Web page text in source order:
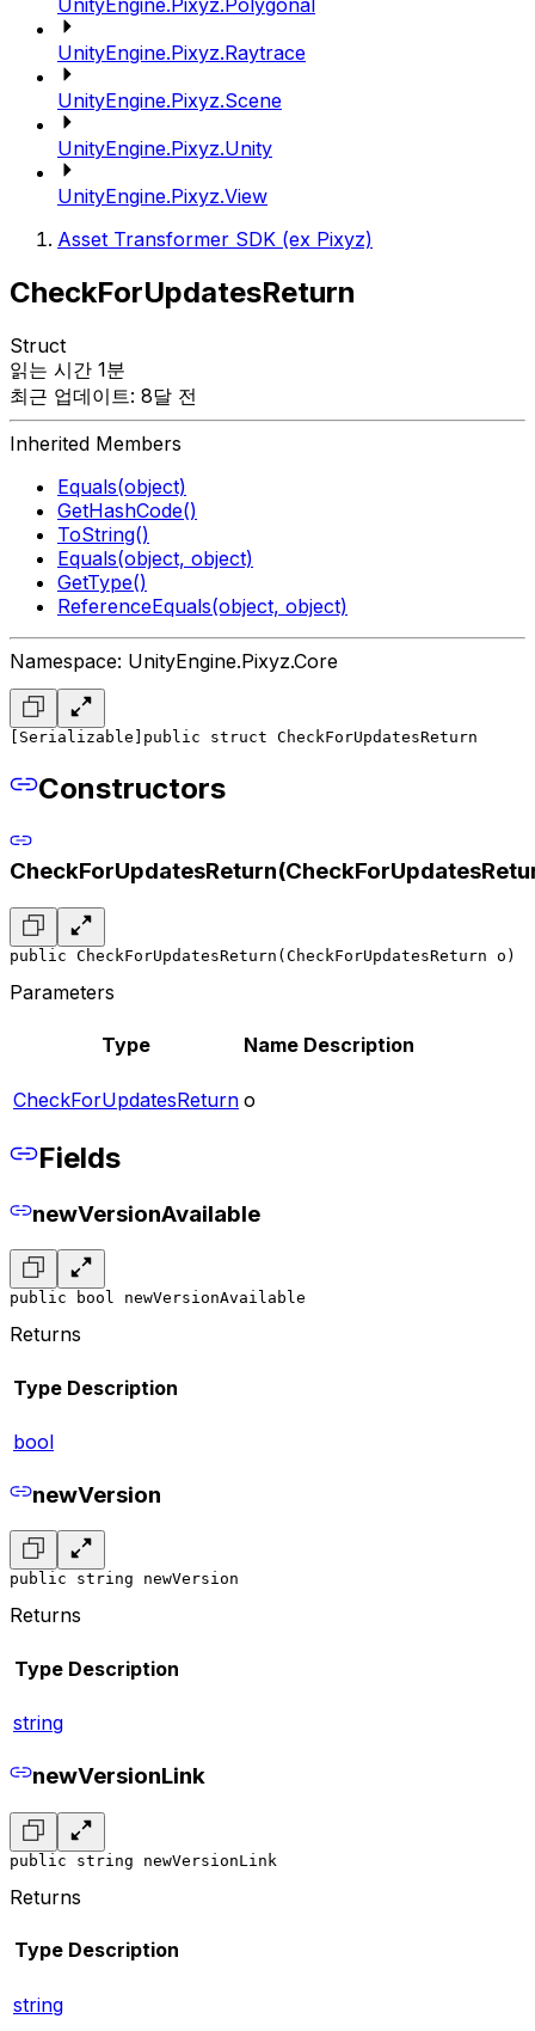
UnityEngine.Pixyz.Polygonal
UnityEngine.Pixyz.Raytrace
UnityEngine.Pixyz.Scene
UnityEngine.Pixyz.Unity
UnityEngine.Pixyz.View
Asset Transformer SDK (ex Pixyz)
CheckForUpdatesReturn
Struct
읽는 시간 1분
최근 업데이트: 8달 전
Inherited Members
Equals(object)
GetHashCode()
ToString()
Equals(object, object)
GetType()
ReferenceEquals(object, object)
Namespace: UnityEngine.Pixyz.Core
[Serializable] public struct CheckForUpdatesReturn
Constructors
public CheckForUpdatesReturn(CheckForUpdatesReturn o)
Parameters
Type Name Description
CheckForUpdatesReturn o
Fields
newVersionAvailable
public bool newVersionAvailable
Returns
Type Description
bool
newVersion
public string newVersion
Returns
Type Description
string
newVersionLink
public string newVersionLink
Returns
Type Description
string